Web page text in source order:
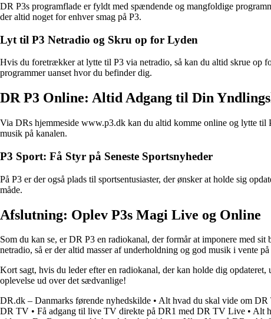
DR P3s programflade er fyldt med spændende og mangfoldige
der altid noget for enhver smag på P3.
Lyt til P3 Netradio og Skru op for Lyden
Hvis du foretrækker at lytte til P3 via netradio, så kan du altid skrue op
programmer uanset hvor du befinder dig.
DR P3 Online: Altid Adgang til Din
Via DRs hjemmeside www.p3.dk kan du altid komme online og lytte til
musik på kanalen.
P3 Sport: Få Styr på Seneste Sportsnyheder
På P3 er der også plads til sportsentusiaster, der ønsker at holde sig
måde.
Afslutning: Oplev P3s Magi Live og Online
Som du kan se, er DR P3 en radiokanal, der formår at imponere med
netradio, så er der altid masser af underholdning og god musik i vente på
Kort sagt, hvis du leder efter en radiokanal, der kan holde dig
oplevelse ud over det sædvanlige!
DR.dk – Danmarks førende nyhedskilde • Alt hvad du skal vide om DR
DR TV • Få adgang til live TV direkte på DR1 med DR TV Live • Alt